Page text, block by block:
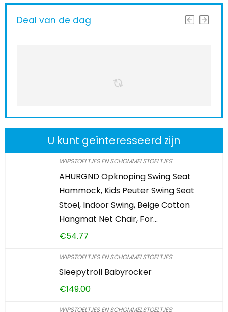
Deal van de dag
U kunt geïnteresseerd zijn
WIPSTOELTJES EN SCHOMMELSTOELTJES
AHURGND Opknoping Swing Seat
Hammock, Kids Peuter Swing Seat
Stoel, Indoor Swing, Beige Cotton
Hangmat Net Chair, For…
€54.77
WIPSTOELTJES EN SCHOMMELSTOELTJES
Sleepytroll Babyrocker
€149.00
WIPSTOELTJES EN SCHOMMELSTOELTJES